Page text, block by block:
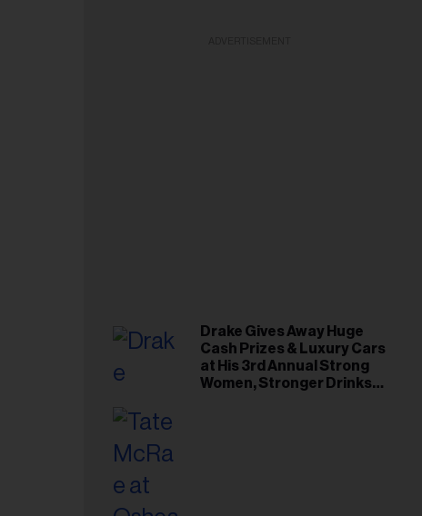
Drake Gives Away Huge
Cash Prizes & Luxury Cars
at His 3rd Annual Strong
Women, Stronger Drinks